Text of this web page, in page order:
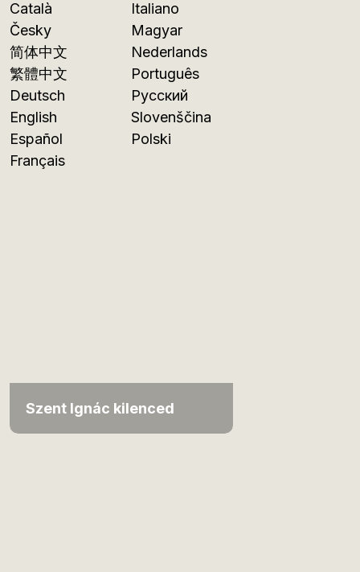
Català
Česky
简体中文
繁體中文
Deutsch
English
Español
Français
Italiano
Magyar
Nederlands
Português
Русский
Slovenščina
Polski
Szent Ignác kilenced